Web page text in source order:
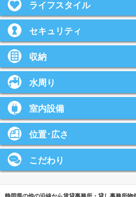
ライフスタイル
セキュリティ
収納
水周り
室内設備
位置･広さ
こだわり